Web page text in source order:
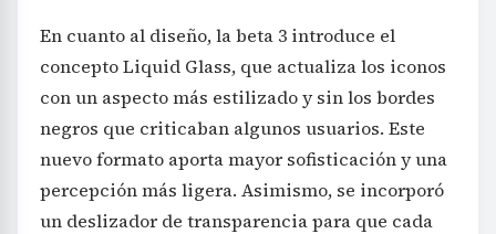
En cuanto al diseño, la beta 3 introduce el
concepto Liquid Glass, que actualiza los iconos
con un aspecto más estilizado y sin los bordes
negros que criticaban algunos usuarios. Este
nuevo formato aporta mayor sofisticación y una
percepción más ligera. Asimismo, se incorporó
un deslizador de transparencia para que cada